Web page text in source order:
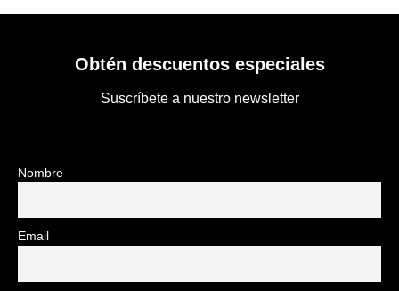
Obtén descuentos especiales
Suscríbete a nuestro newsletter
Nombre
Email